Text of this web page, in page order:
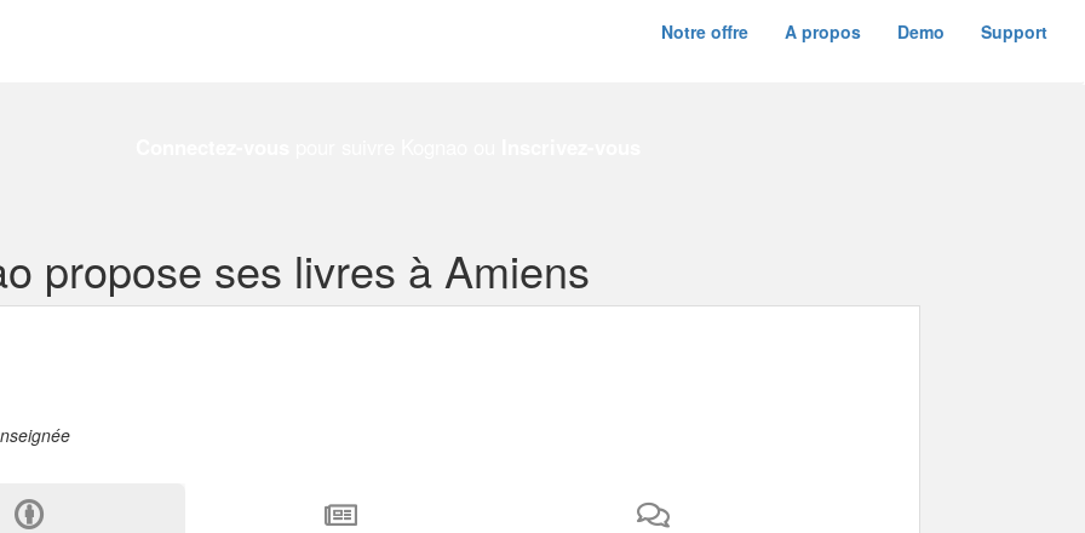
Notre offre A propos Demo Support
propose ses livres à Amiens